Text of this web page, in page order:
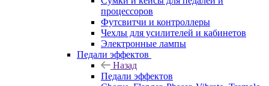
процессоров
Футсвитчи и контроллеры
Чехлы для усилителей и кабинетов
Электронные лампы
Педали эффектов
Назад
Педали эффектов